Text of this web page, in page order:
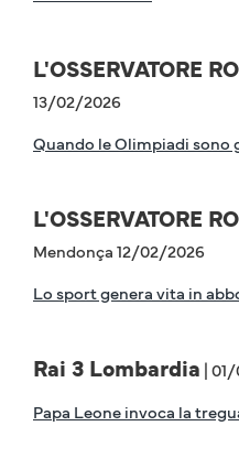
L'OSSERVATORE
13/02/2026
Quando le Olimpiadi sono
L'OSSERVATORE
Mendonça 12/02/2026
Lo sport genera vita in
Rai 3 Lombardia |
Papa Leone invoca la